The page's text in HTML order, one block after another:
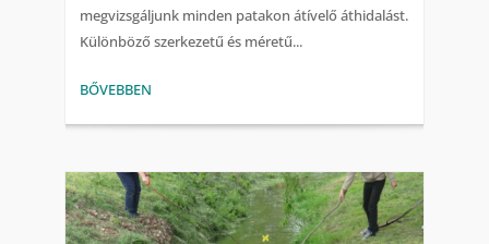
megvizsgáljunk minden patakon átívelő áthidalást.
Különböző szerkezetű és méretű...
BŐVEBBEN